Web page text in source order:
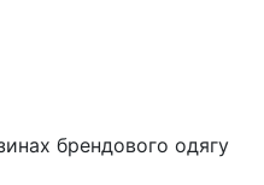
брендового одягу